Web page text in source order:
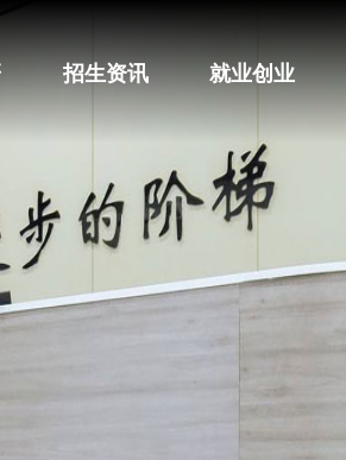
招生资讯 就业创业